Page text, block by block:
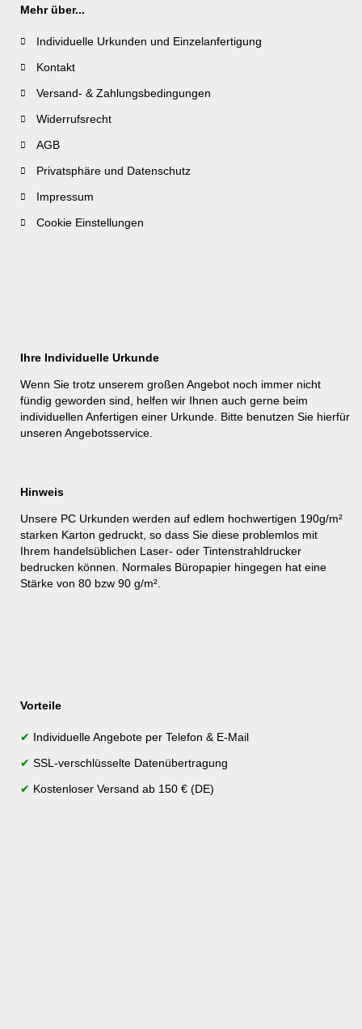
Mehr über...
Individuelle Urkunden und Einzelanfertigung
Kontakt
Versand- & Zahlungsbedingungen
Widerrufsrecht
AGB
Privatsphäre und Datenschutz
Impressum
Cookie Einstellungen
Ihre Individuelle Urkunde
Wenn Sie trotz unserem großen Angebot noch immer nicht
fündig geworden sind, helfen wir Ihnen auch gerne beim
individuellen Anfertigen einer Urkunde. Bitte benutzen Sie hierfür
unseren Angebotsservice
Hinweis
Unsere PC Urkunden werden auf edlem hochwertigen 190g/m²
starken Karton gedruckt, so dass Sie diese problemlos mit
Ihrem handelsüblichen Laser- oder Tintenstrahldrucker
bedrucken können. Normales Büropapier hingegen hat eine
Stärke von 80 bzw 90 g/m².
Vorteile
✔ Individuelle Angebote per Telefon & E-Mail
✔ SSL-verschlüsselte Datenübertragung
✔ Kostenloser Versand ab 150 € (DE)